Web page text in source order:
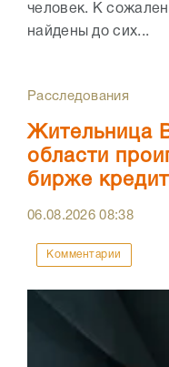
человек. К
найдены до сих...
Расследования
Жительница
области
бирже
06.08.202608:38
Комментарии